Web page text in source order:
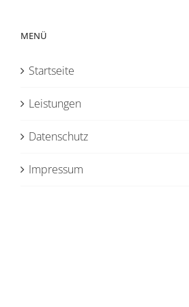
MENÜ
Startseite
Leistungen
Datenschutz
Impressum